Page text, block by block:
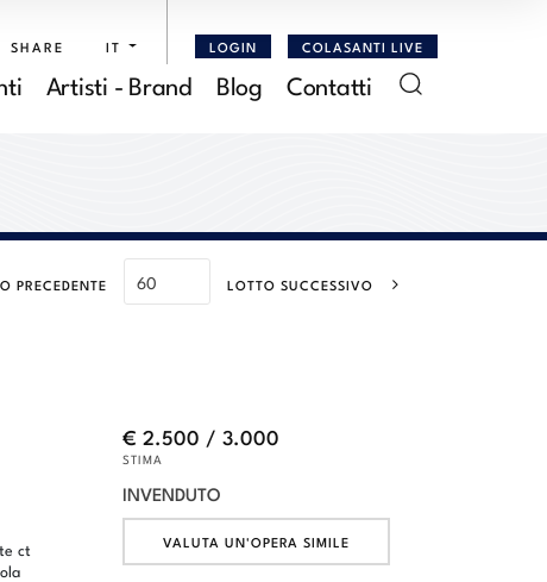
SHARE IT LOGIN COLASANTI LIVE
Artisti - Brand Blog Contatti
PRECEDENTE LOTTO SUCCESSIVO
ct
€ 2.500 / 3.000
STIMA
INVENDUTO
VALUTA UN'OPERA SIMILE